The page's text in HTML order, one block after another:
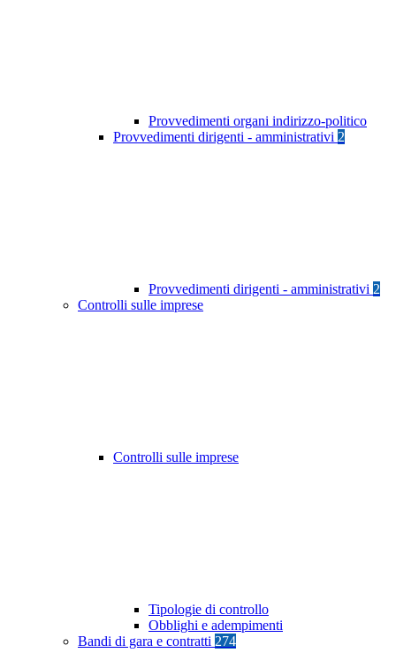
Provvedimenti organi indirizzo-politico
Provvedimenti dirigenti - amministrativi 2
Provvedimenti dirigenti - amministrativi 2
Controlli sulle imprese
Controlli sulle imprese
Tipologie di controllo
Obblighi e adempimenti
Bandi di gara e contratti 274